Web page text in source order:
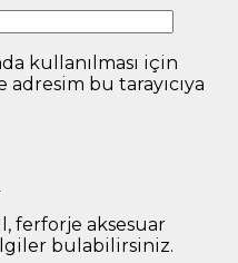
kullanılması için
adresim bu tarayıcıya
ferforje aksesuar
bulabilirsiniz.